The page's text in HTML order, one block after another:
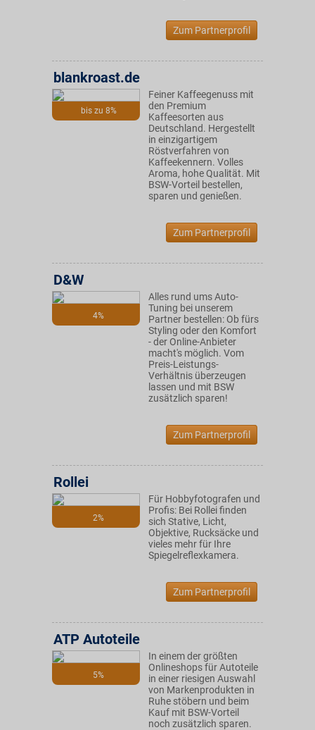
Zum Partnerprofil
bis zu 8%
blankroast.de
Feiner Kaffeegenuss mit
den Premium
Kaffeesorten aus
Deutschland. Hergestellt
in einzigartigem
Röstverfahren von
Kaffeekennern. Volles
Aroma, hohe Qualität. Mit
BSW-Vorteil bestellen,
sparen und genießen.
Zum Partnerprofil
4%
D&W
Alles rund ums Auto-
Tuning bei unserem
Partner bestellen: Ob fürs
Styling oder den Komfort
- der Online-Anbieter
macht's möglich. Vom
Preis-Leistungs-
Verhältnis überzeugen
lassen und mit BSW
zusätzlich sparen!
Zum Partnerprofil
2%
Rollei
Für Hobbyfotografen und
Profis: Bei Rollei finden
sich Stative, Licht,
Objektive, Rucksäcke und
vieles mehr für Ihre
Spiegelreflexkamera.
Zum Partnerprofil
5%
ATP Autoteile
In einem der größten
Onlineshops für Autoteile
in einer riesigen Auswahl
von Markenprodukten in
Ruhe stöbern und beim
Kauf mit BSW-Vorteil
noch zusätzlich sparen.